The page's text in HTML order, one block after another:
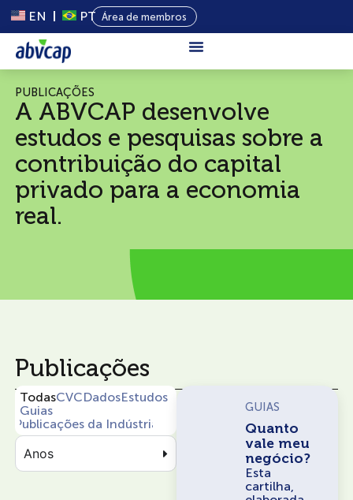
EN PT Área de membros
Capital
Privado
Programas
Conteúdo
PUBLICAÇÕES
A ABVCAP desenvolve
estudos e pesquisas sobre a
contribuição do capital
privado para a economia
real.
Publicações
CVCDadosEstudos
Guias
Publicações da Indústria
Todas
Anos
GUIAS
Quanto
vale meu
negócio?
Esta
cartilha,